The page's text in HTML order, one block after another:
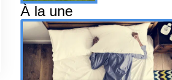
À la une